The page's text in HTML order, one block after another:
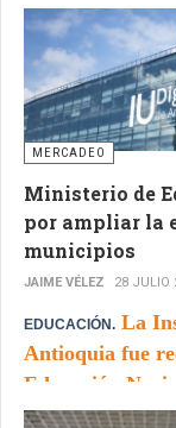
MERCADEO
Ministerio de
por ampliar la
municipios
JAIME VÉLEZ 28 JULIO
EDUCACIÓN. La
Antioquia fue
Educación
en la estrategia